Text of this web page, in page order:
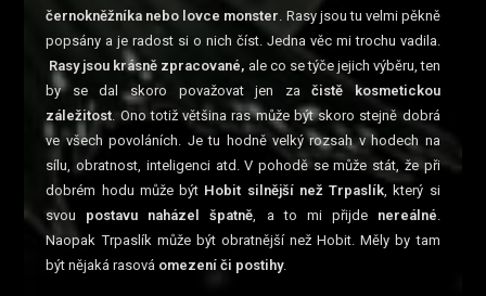
černokněžníka nebo lovce monster . Rasy jsou tu velmi pěkně
popsány a je radost si o nich číst. Jedna věc mi trochu vadila.
Rasy jsou krásně zpracované, ale co se týče jejich výběru, ten
by se dal skoro považovat jen začistě kosmetickou
záležitost . Ono totiž většina ras může být skoro stejně dobrá
ve všech povoláních. Je tu hodně velký rozsah v hodech na
sílu, obratnost, inteligenci atd. V pohodě se může stát, že při
dobrém hodu může být Hobit silnější než Trpaslík , který si
svou postavu naházel špatně , a to mi přijde nereálné
Naopak Trpaslík může být obratnější než Hobit. Měly by tam
být nějaká rasová omezení či postihy.